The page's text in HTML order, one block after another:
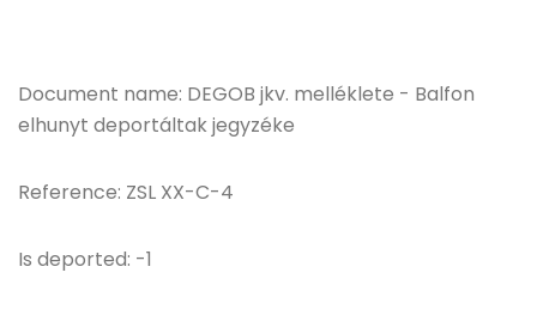
Document name: DEGOB jkv. melléklete - Balfon
elhunyt deportáltak jegyzéke
Reference: ZSL XX-C-4
Is deported: -1